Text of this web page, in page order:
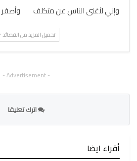
وإني لأغنى الناس عن متكلف
تحميل المزيد من القصائد
- Advertisement -
اترك تعليقا
أقراء ايضا